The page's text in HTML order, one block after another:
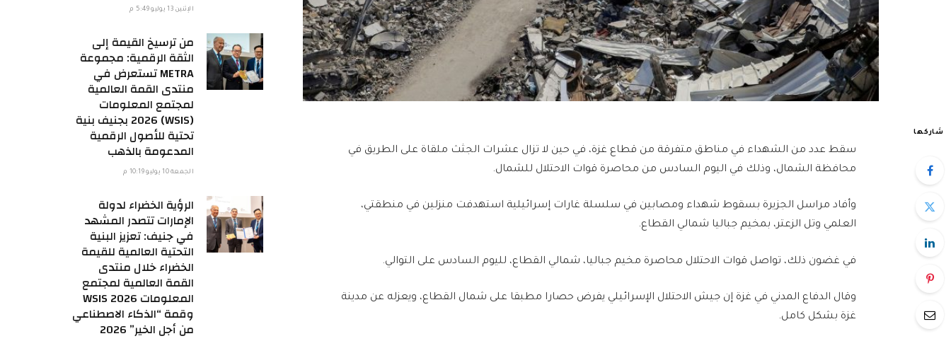
شاركها
سقط عدد من الشهداء في مناطق متفرقة من قطاع غزة، في حين لا تزال عشرات الجثث ملقاة على الطريق في
محافظة الشمال، وذلك في اليوم السادس من محاصرة قوات الاحتلال للشمال.
وأفاد مراسل الجزيرة بسقوط شهداء ومصابين في سلسلة غارات إسرائيلية استهدفت منزلين في منطقتي،
العلمي وتل الزعتر، بمخيم جباليا شمالي القطاع.
في غضون ذلك، تواصل قوات الاحتلال محاصرة مخيم جباليا، شمالي القطاع، لليوم السادس على التوالي.
وقال الدفاع المدني في غزة إن جيش الاحتلال الإسرائيلي يفرض حصارا مطبقا على شمال القطاع، ويعزله عن مدينة
غزة بشكل كامل.
الإثنين 13 يوليو 5:49 م
من ترسيخ القيمة إلى
الثقة الرقمية: مجموعة
METRA تستعرض في
منتدى القمة العالمية
لمجتمع المعلومات
(WSIS) 2026 بجنيف بنية
تحتية للأصول الرقمية
المدعومة بالذهب
الجمعة 10 يوليو 10:19 م
الرؤية الخضراء لدولة
الإمارات تتصدر المشهد
في جنيف: تعزيز البنية
التحتية العالمية للقيمة
الخضراء خلال منتدى
القمة العالمية لمجتمع
المعلومات WSIS 2026
وقمة “الذكاء الاصطناعي
من أجل الخير” 2026